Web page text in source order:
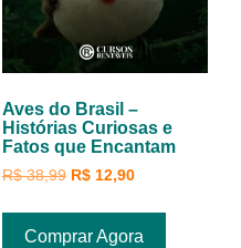
Aves do Brasil –
Histórias Curiosas e
Fatos que Encantam
R$38,99 R$12,90
Comprar Agora